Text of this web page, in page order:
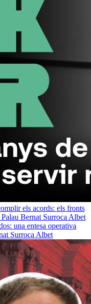
els acords: els fronts
Bernat Surroca Albet
una entesa operativa
Surroca Albet